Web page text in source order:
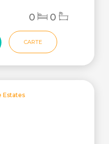
0 0
CARTE
Estates